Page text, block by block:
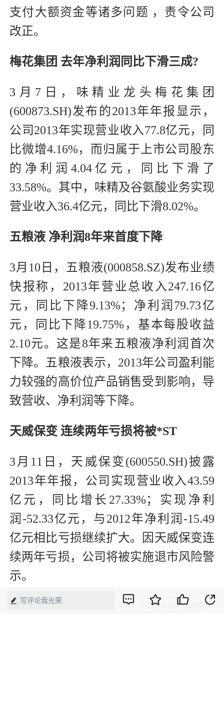
支付大额资金等诸多问题 ，责令公司
改正。
梅花集团 去年净利润同比下滑三成?
3月7日，味精业龙头梅花集团
(600873.SH)发布的2013年年报显示，
公司2013年实现营业收入77.8亿元，同
比微增4.16%，而归属于上市公司股东
的净利润4.04亿元，同比下滑了
33.58%。其中，味精及谷氨酸业务实现
营业收入36.4亿元，同比下滑8.02%。
五粮液 净利润8年来首度下降
3月10日，五粮液(000858.SZ)发布业绩
快报称，2013年营业总收入247.16亿
元，同比下降9.13%；净利润79.73亿
元，同比下降19.75%，基本每股收益
2.10元。这是8年来五粮液净利润首次
下降。五粮液表示，2013年公司盈利能
力较强的高价位产品销售受到影响，导
致营收、净利润等下降。
天威保变 连续两年亏损将被*ST
3月11日，天威保变(600550.SH)披露
2013年年报，公司实现营业收入43.59
亿元，同比增长27.33%；实现净利
润-52.33亿元，与2012年净利润-15.49
亿元相比亏损继续扩大。因天威保变连
续两年亏损，公司将被实施退市风险警
示。
版权声明：本网所有内容，凡注明“来源：中国经济周刊-经济网”、
写评论我光荣